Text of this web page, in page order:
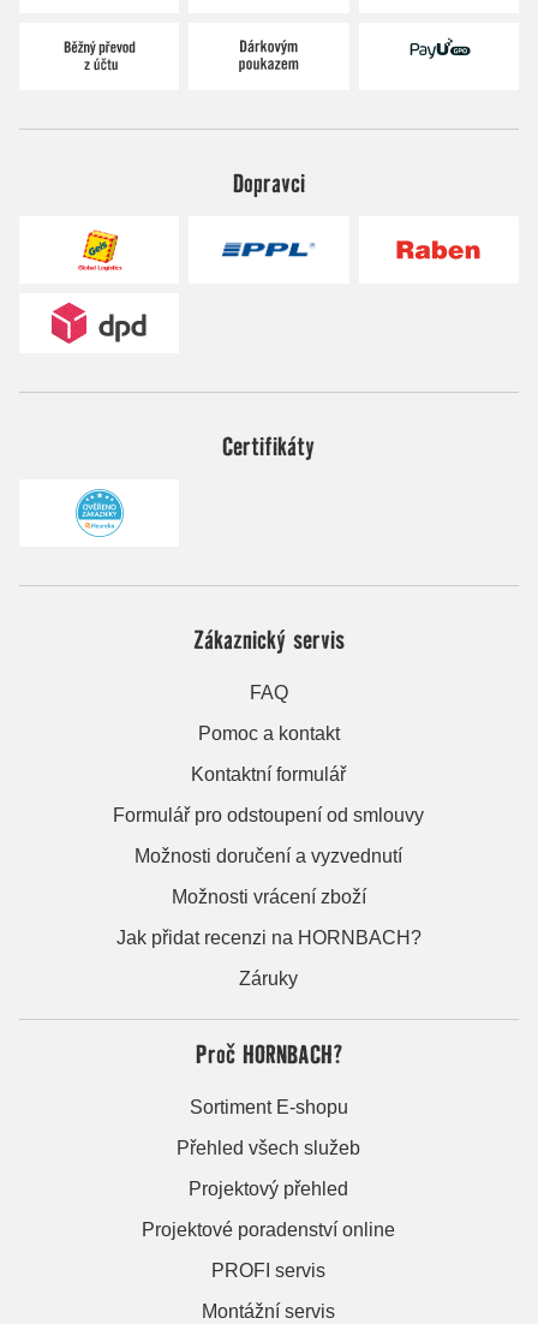
Dopravci
Certifikáty
Zákaznický servis
FAQ
Pomoc a kontakt
Kontaktní formulář
Formulář pro odstoupení od smlouvy
Možnosti doručení a vyzvednutí
Možnosti vrácení zboží
Jak přidat recenzi na HORNBACH?
Záruky
Proč HORNBACH?
Sortiment E-shopu
Přehled všech služeb
Projektový přehled
Projektové poradenství online
PROFI servis
Montážní servis